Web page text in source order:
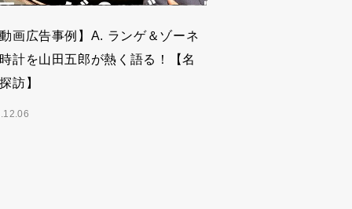
動画広告事例】A. ランゲ＆ゾーネ
計を山田五郎が熱く語る！【名
訪】